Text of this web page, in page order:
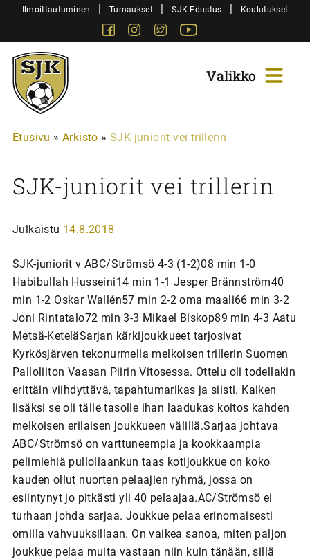
SiirryIlmoittautuminen | Turnaukset | SJK-Edustus | Koulutukset
FacebookInstagram
Twitter
Sjk-
Juniorit
Etusivu » Arkisto » SJK-juniorit vei trillerin
SJK-juniorit vei trillerin
Julkaistu 14.8.2018
SJK-juniorit v ABC/Strömsö 4-3 (1-2)08 min 1-0
Habibullah Husseini14 min 1-1 Jesper Brännström40
min 1-2 Oskar Wallén57 min 2-2 oma maali66 min 3-2
Joni Rintatalo72 min 3-3 Mikael Biskop89 min 4-3 Aatu
Metsä-KeteläSarjan kärkijoukkueet tarjosivat
Kyrkösjärven tekonurmella melkoisen trillerin Suomen
Palloliiton Vaasan Piirin Vitosessa. Ottelu oli todellakin
erittäin viihdyttävä, tapahtumarikas ja siisti. Kaiken
lisäksi se oli tälle tasolle ihan laadukas koitos kahden
melkoisen erilaisen joukkueen välillä.Sarjaa johtava
ABC/Strömsö on varttuneempia ja kookkaampia
pelimiehiä pullollaankun taas kotijoukkue on koko
kauden ollut nuorten pelaajien ryhmä, jossa on
esiintynyt jo pitkästi yli 40 pelaajaa.AC/Strömsö ei
turhaan johda sarjaa. Joukkue pelaa erinomaisesti
omilla vahvuuksillaan. On vaikea sanoa, miten paljon
joukkue pelaa muita vastaan niin kuin tänään, sillä